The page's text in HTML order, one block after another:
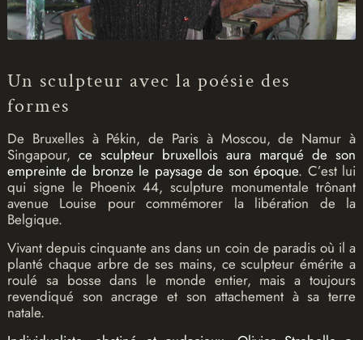
Un sculpteur avec la poésie des
formes
De Bruxelles à Pékin, de Paris à Moscou, de Namur à
Singapour, ce sculpteur bruxellois aura marqué de son
empreinte de bronze le paysage de son époque. C’est lui
qui signe le Phoenix 44, sculpture monumentale trônant
avenue Louise pour commémorer la libération de la
Belgique.
Vivant depuis cinquante ans dans un coin de paradis où il a
planté chaque arbre de ses mains, ce sculpteur émérite a
roulé sa bosse dans le monde entier, mais a toujours
revendiqué son ancrage et son attachement à sa terre
natale.